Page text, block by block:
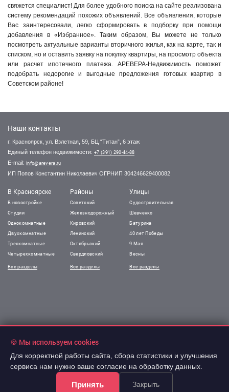
свяжется специалист! Для более удобного поиска на сайте реализована
систему рекомендаций похожих объявлений. Все объявления, которые
Вас заинтересовали, легко сформировать в подборку при помощи
добавления в «Избранное». Таким образом, Вы можете не только
посмотреть актуальные варианты вторичного жилья, как на карте, так и
списком, но и оставить заявку на покупку квартиры, на просмотр объекта
или расчет ипотечного платежа. АРЕВЕРА-Недвижимость поможет
подобрать недорогие и выгодные предложения готовых квартир в
Советском районе!
Наши контакты
г. Красноярск, ул. Взлетная, 59, БЦ “Титан”, 6 этаж
Единый телефон недвижимости: +7 (391) 290-44-88
E-mail: info@arevera.ru
ИП Попов Константин Николаевич ОГРНИП 304246629400082
В Красноярске
В новостройке
Студии
Однокомнатные
Двухкомнатные
Трехкомнатные
Четырехкомнатные
Все разделы
Районы
Советский
Железнодорожный
Кировский
Ленинский
Октябрьский
Свердловский
Все разделы
Улицы
Судостроительная
Шевченко
Батурина
40 лет Победы
9 Мая
Весны
Все разделы
🍪 Мы используем cookies
Для корректной работы сайта, сбора статистики и улучшения
сервиса нам нужно ваше согласие на обработку данных.
Принять Закрыть